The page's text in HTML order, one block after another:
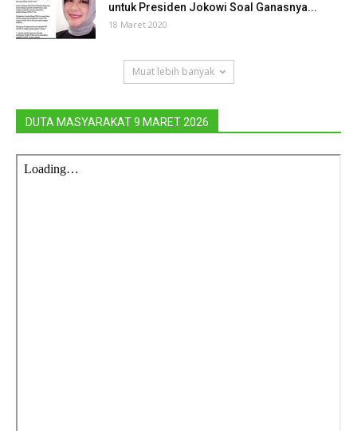
untuk Presiden Jokowi Soal Ganasnya...
18 Maret 2020
Muat lebih banyak
DUTA MASYARAKAT 9 MARET 2026